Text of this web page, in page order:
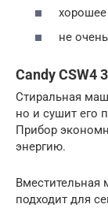
не
Candy CSW4
Стиральная
но и сушит его
Прибор
энергию.
Вместительная
подходит для